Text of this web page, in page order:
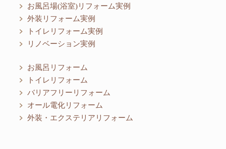
お風呂場(浴室)リフォーム実例
外装リフォーム実例
トイレリフォーム実例
リノベーション実例
お風呂リフォーム
トイレリフォーム
バリアフリーリフォーム
オール電化リフォーム
外装・エクステリアリフォーム